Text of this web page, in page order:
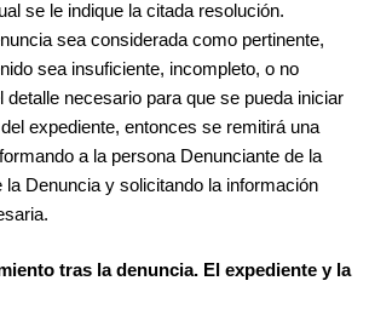
se le indique la citada resolución.
sea considerada como pertinente,
sea insuficiente, incompleto, o no
detalle necesario para que se pueda iniciar
expediente, entonces se remitirá una
a la persona Denunciante de la
la Denuncia y solicitando la información
tras la denuncia. El expediente y la